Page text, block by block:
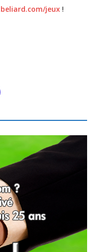
jeux!